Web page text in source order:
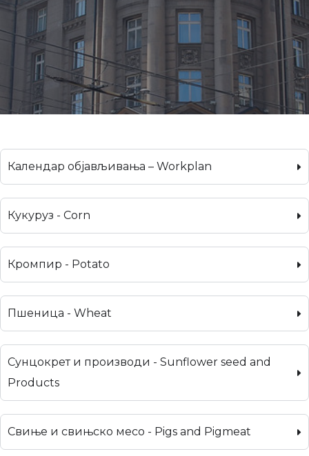
Календар објављивања – Workplan
Кукуруз - Corn
Кромпир - Potato
Пшеница - Wheat
Сунцокрет и производи - Sunflower seed and
Products
Свиње и свињско месо - Pigs and Pigmeat